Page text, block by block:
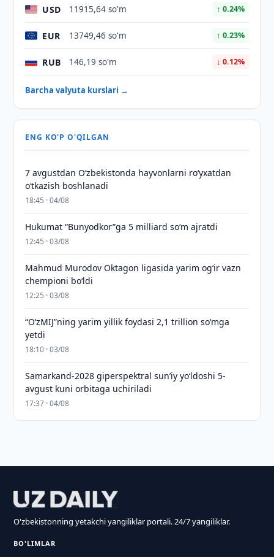
USD 11915,64 so'm ↑ 0.24%
EUR 13749,46 so'm ↑ 0.23%
RUB 146,19 so'm ↓ 0.12%
Barcha valyuta kurslari →
ENG KO'P O'QILGAN
7 avgustdan O‘zbekistonda hayvonlarni ro‘yxatdan
o‘tkazish boshlanadi
18:45 · 04/08
Hukumat “Bunyodkor”ga 5 milliard so‘m ajratdi
12:45 · 03/08
Mahmud Murodov Oktagon ligasida yarim og‘ir vazn
chempioni bo‘ldi
12:25 · 03/08
“O‘zMIJ”ning yarim yillik foydasi 2,1 trillion so‘mga
yetdi
18:10 · 03/08
Samarkand-2028 giperspektral sun’iy yo‘ldoshi 5-
avgust kuni orbitaga uchiriladi
17:37 · 04/08
O'zbekistonning yetakchi yangiliklar portali. 24/7 yangiliklar.
BO'LIMLAR